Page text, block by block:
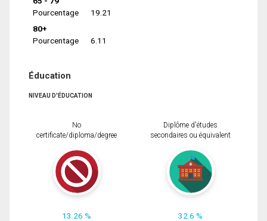
Pourcentage
19.21
80+
Pourcentage
6.11
Éducation
NIVEAU D'ÉDUCATION
No
certificate/diploma/degree
13.26 %
Diplôme d'études
secondaires ou équivalent
32.6 %